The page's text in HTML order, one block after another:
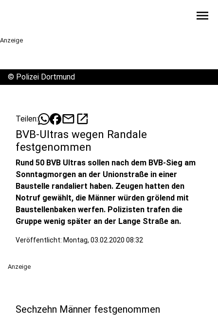
menu
Anzeige
© Polizei Dortmund
Teilen: mailopen_in_new
BVB-Ultras wegen Randale
festgenommen
Rund 50 BVB Ultras sollen nach dem BVB-Sieg am
Sonntagmorgen an der Unionstraße in einer
Baustelle randaliert haben. Zeugen hatten den
Notruf gewählt, die Männer würden grölend mit
Baustellenbaken werfen. Polizisten trafen die
Gruppe wenig später an der Lange Straße an.
Veröffentlicht: Montag, 03.02.2020 08:32
Anzeige
Sechzehn Männer festgenommen